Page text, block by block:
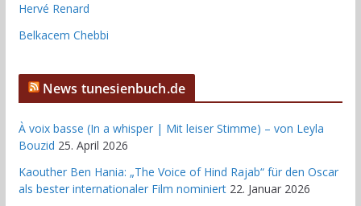
Hervé Renard
Belkacem Chebbi
News tunesienbuch.de
À voix basse (In a whisper | Mit leiser Stimme) – von Leyla
Bouzid 25. April 2026
Kaouther Ben Hania: „The Voice of Hind Rajab“ für den Oscar
als bester internationaler Film nominiert 22. Januar 2026